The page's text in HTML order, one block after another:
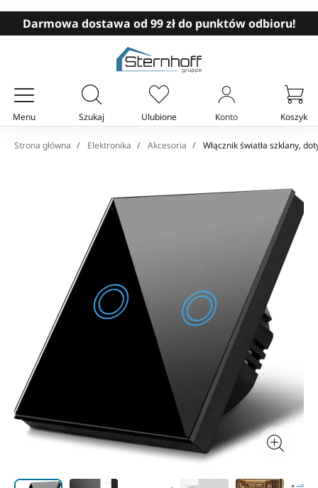
Darmowa dostawa od 99 zł do punktów odbioru!
Menu Szukaj Ulubione Konto Koszyk
Twój koszyk
Strona główna Elektronika Akcesoria Włącznik światła szklany,